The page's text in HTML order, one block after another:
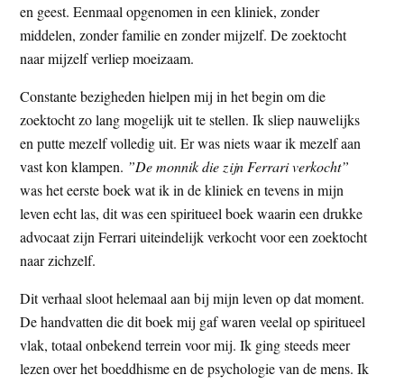
en geest. Eenmaal opgenomen in een kliniek, zonder
middelen, zonder familie en zonder mijzelf. De zoektocht
naar mijzelf verliep moeizaam.
Constante bezigheden hielpen mij in het begin om die
zoektocht zo lang mogelijk uit te stellen. Ik sliep nauwelijks
en putte mezelf volledig uit. Er was niets waar ik mezelf aan
vast kon klampen. ”De monnik die zijn Ferrari verkocht”
was het eerste boek wat ik in de kliniek en tevens in mijn
leven echt las, dit was een spiritueel boek waarin een drukke
advocaat zijn Ferrari uiteindelijk verkocht voor een zoektocht
naar zichzelf.
Dit verhaal sloot helemaal aan bij mijn leven op dat moment.
De handvatten die dit boek mij gaf waren veelal op spiritueel
vlak, totaal onbekend terrein voor mij. Ik ging steeds meer
lezen over het boeddhisme en de psychologie van de mens. Ik